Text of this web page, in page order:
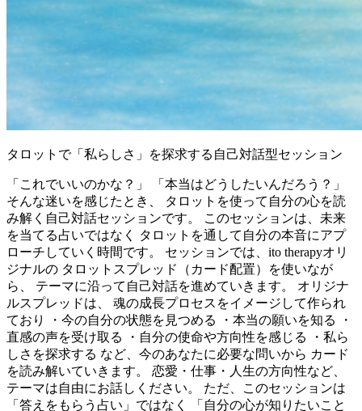
タロットで「私らしさ」を探求する自己対話型セッション
「これでいいのかな？」 「本当はどうしたいんだろう？」
そんな迷いを感じたとき、 タロットを使って自分の心を読
み解く自己対話セッションです。 このセッションは、未来
を当てる占いではなく タロットを通して自分の本音にアプ
ローチしていく時間です。 セッションでは、ito therapyオリ
ジナルの タロットスプレッド（カード配置）を使いなが
ら、 テーマに沿って自己対話を進めていきます。 オリジナ
ルスプレッドは、 魂の成長プロセスをイメージして作られ
ており ・今の自分の状態を見つめる ・本当の願いを知る ・
直感の声を受け取る ・自分の使命や方向性を感じる ・私ら
しさを探求する など、今のあなたに必要な問いから カード
を読み解いていきます。 恋愛・仕事・人生の方向性など、
テーマは自由にお話しください。 ただ、このセッションは
「答えをもらう占い」ではなく 「自分の心が知りたいこと